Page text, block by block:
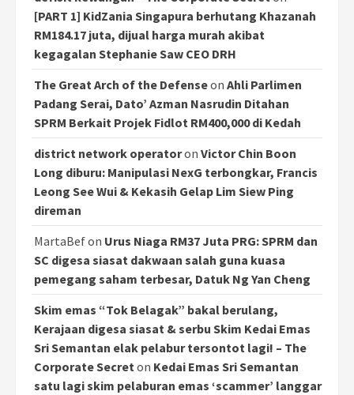
[PART 1] KidZania Singapura berhutang Khazanah
RM184.17 juta, dijual harga murah akibat
kegagalan Stephanie Saw CEO DRH
The Great Arch of the Defenseon Ahli Parlimen
Padang Serai, Dato’ Azman Nasrudin Ditahan
SPRM Berkait Projek Fidlot RM400,000 di Kedah
district network operatoron Victor Chin Boon
Long diburu: Manipulasi NexG terbongkar, Francis
Leong See Wui & Kekasih Gelap Lim Siew Ping
direman
MartaBefon Urus Niaga RM37 Juta PRG: SPRM dan
SC digesa siasat dakwaan salah guna kuasa
pemegang saham terbesar, Datuk Ng Yan Cheng
Skim emas “Tok Belagak” bakal berulang,
Kerajaan digesa siasat & serbu Skim Kedai Emas
Sri Semantan elak pelabur tersontot lagi! – The
Corporate Secreton Kedai Emas Sri Semantan
satu lagi skim pelaburan emas ‘scammer’ langgar